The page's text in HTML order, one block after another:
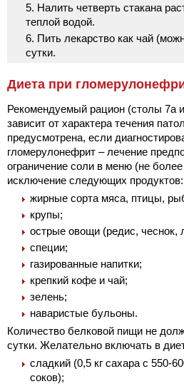
Налить четверть стакана
теплой водой.
Пить лекарство как чай
сутки.
Диета при
Рекомендуемый рацион (столы 7а
зависит от характера течения
предусмотрена, если
гломерулонефрит – лечение
ограничение соли в меню (не
исключение следующих продуктов:
жирные сорта мяса, птицы,
крупы;
острые овощи (редис, чеснок,
специи;
газированные напитки;
крепкий кофе и чай;
зелень;
наваристые бульоны.
Количество белковой пищи не
сутки. Желательно включать в
сладкий (0,5 кг сахара с 550-
соков);